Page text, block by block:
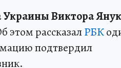
Украины Виктора
этом рассказалРБК
подтвердил